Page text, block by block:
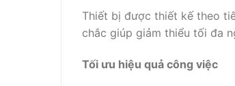
Thiết bị được thiết kế theo
chắc giúp giảm thiểu tối đa
Tối ưu hiệu quả công việc